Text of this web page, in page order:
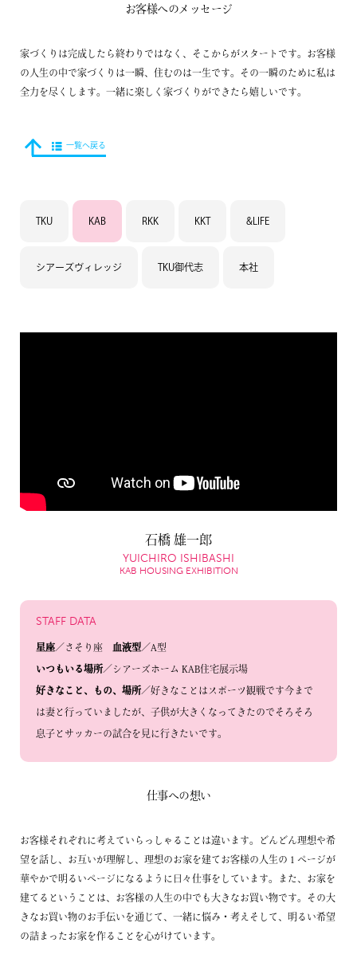
お客様へのメッセージ
家づくりは完成したら終わりではなく、そこからがスタートです。お客様
の人生の中で家づくりは一瞬、住むのは一生です。その一瞬のために私は
全力を尽くします。一緒に楽しく家づくりができたら嬉しいです。
一覧へ戻る
TKU KAB RKK KKT &LIFE
シアーズヴィレッジ TKU御代志 本社
石橋 雄一郎
YUICHIRO ISHIBASHI
KAB HOUSING EXHIBITION
STAFF DATA
星座／さそり座 血液型／A型
いつもいる場所／シアーズホーム KAB住宅展示場
好きなこと、もの、場所／好きなことはスポーツ観戦です今まで
は妻と行っていましたが、子供が大きくなってきたのでそろそろ
息子とサッカーの試合を見に行きたいです。
仕事への想い
お客様それぞれに考えていらっしゃることは違います。どんどん理想や希
望を話し、お互いが理解し、理想のお家を建てお客様の人生の１ページが
華やかで明るいページになるように日々仕事をしています。また、お家を
建てるということは、お客様の人生の中でも大きなお買い物です。その大
きなお買い物のお手伝いを通じて、一緒に悩み・考えそして、明るい希望
の詰まったお家を作ることを心がけています。